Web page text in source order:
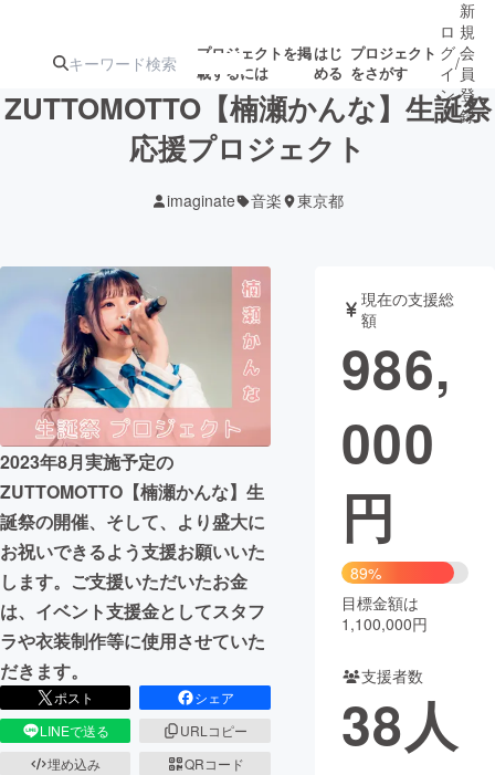
プロジェクトを掲
載するには
はじ
める
プロジェクト
をさがす
注目の新着プロ
ジェクト
募集終了が近いプ
ロジェクト
アート・写真 音楽
テクノロジー・ガジェット ゲーム・サ
映像・映画
ビジネス・起業
まちづくり・地域活性化
CAMPFIRE for Social Good
CAMPFIRE Creation
CAMPFIREふるさと納税machi-ya コミュニティ
ロ
グ
イ
ン
/
新
規
会
員
登
録
ZUTTOMOTTO【楠瀬かんな】生誕祭
応援プロジェクト
imaginate 音楽 東京都
2023年8月実施予定の
ZUTTOMOTTO【楠瀬かんな】生
誕祭の開催、そして、より盛大に
お祝いできるよう支援お願いいた
します。ご支援いただいたお金
は、イベント支援金としてスタフ
ラや衣装制作等に使用させていた
だきます。
ポスト
シェア
LINEで送る
URLコピー
埋め込み
QRコード
現在の支援総
額
986,
000
円
89%
目標金額は
1,100,000円
支援者数
38人